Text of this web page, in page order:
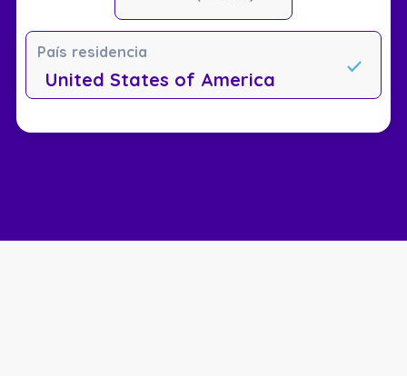
País residencia
United States of America